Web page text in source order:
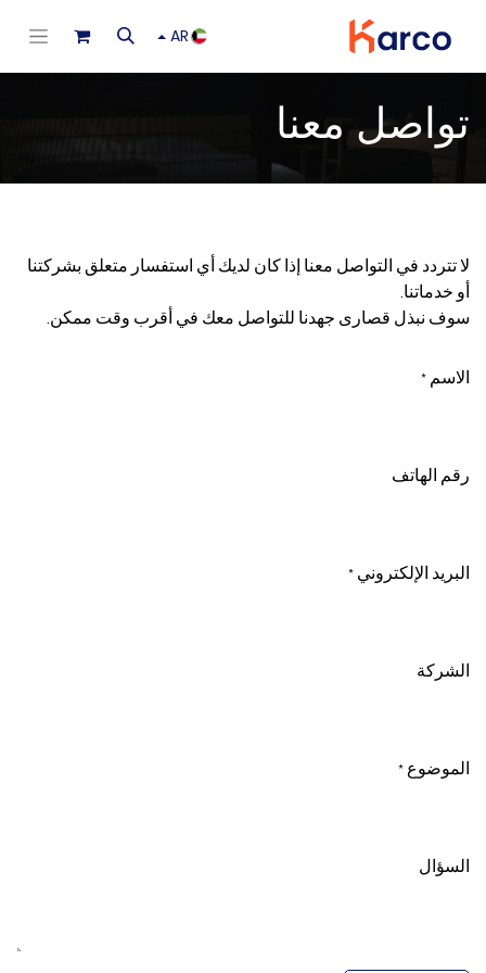
AR
تواصل معنا
لا تتردد في التواصل معنا إذا كان لديك أي استفسار متعلق بشركتنا
أو خدماتنا.
سوف نبذل قصارى جهدنا للتواصل معك في أقرب وقت ممكن.
الاسم *
رقم الهاتف
البريد الإلكتروني *
الشركة
الموضوع *
السؤال